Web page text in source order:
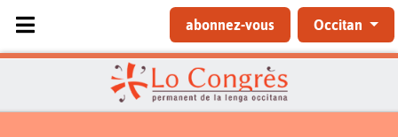
Sélectionnez votre langue
abonnez-vous Occitan